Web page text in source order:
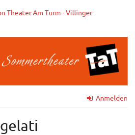
Theater Am Turm - Villinger
Anmelden